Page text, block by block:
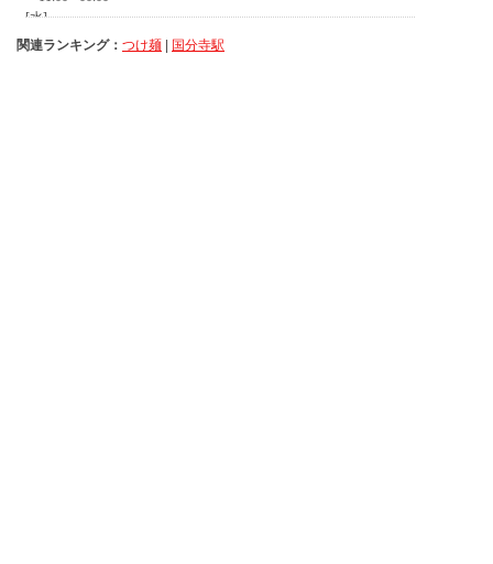
関連ランキング： つけ麺 | 国分寺駅